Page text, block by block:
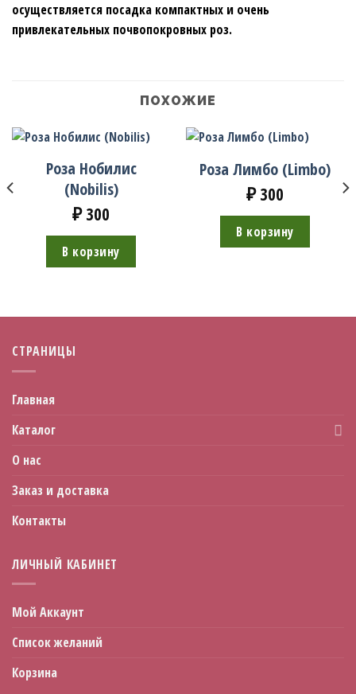
осуществляется посадка компактных и очень
привлекательных почвопокровных роз.
ПОХОЖИЕ
Роза Нобилис
(Nobilis)
₽300
В корзину
Роза Лимбо (Limbo)
₽300
В корзину
СТРАНИЦЫ
Главная
Каталог
О нас
Заказ и доставка
Контакты
ЛИЧНЫЙ КАБИНЕТ
Мой Аккаунт
Список желаний
Корзина